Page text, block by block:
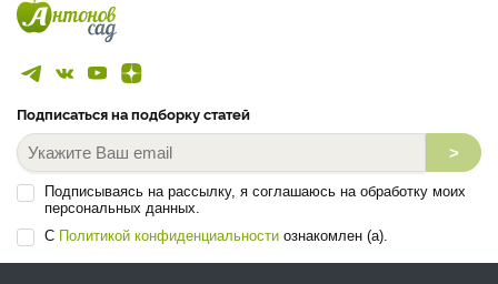
Подписаться на подборку статей
>
Подписываясь на рассылку, я соглашаюсь на обработку моих
персональных данных.
С Политикой конфиденциальности ознакомлен (а).